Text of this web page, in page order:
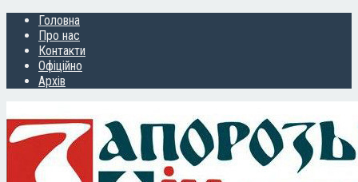
Головна
Про нас
Контакти
Офіційно
Архів